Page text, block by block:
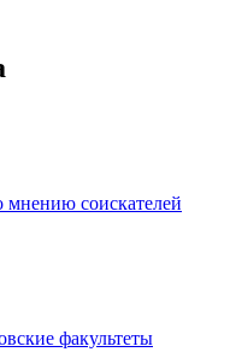
соискателей
факультеты